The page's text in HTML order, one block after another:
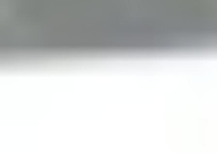
Restaurant,
Events &